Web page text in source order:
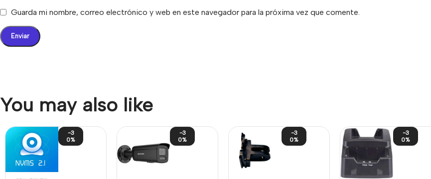
Guarda mi nombre, correo electrónico y web en este navegador para la próxima vez que comente.
You may also like
-3
0%
-3
0%
-3
0%
-3
0%